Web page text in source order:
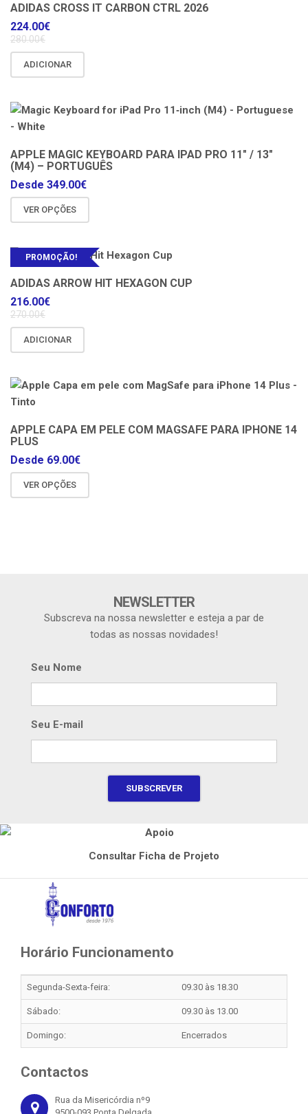
ADIDAS CROSS IT CARBON CTRL 2026
224.00€
280.00€
ADICIONAR
APPLE MAGIC KEYBOARD PARA IPAD PRO 11″ / 13″
(M4) – PORTUGUÊS
Desde 349.00€
VER OPÇÕES
PROMOÇÃO!
ADIDAS ARROW HIT HEXAGON CUP
216.00€
270.00€
ADICIONAR
APPLE CAPA EM PELE COM MAGSAFE PARA IPHONE 14
PLUS
Desde 69.00€
VER OPÇÕES
NEWSLETTER
Subscreva na nossa newsletter e esteja a par de
todas as nossas novidades!
Seu Nome
Seu E-mail
Consultar Ficha de Projeto
Horário Funcionamento
Segunda-Sexta-feira: 09.30 às 18.30
Sábado: 09.30 às 13.00
Domingo: Encerrados
Contactos
Rua da Misericórdia nº9